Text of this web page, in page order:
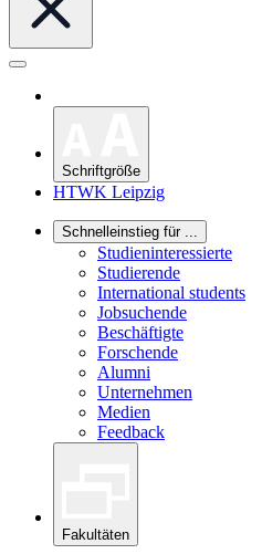
Schriftgröße
HTWK Leipzig
Schnelleinstieg für ...
Studieninteressierte
Studierende
International students
Jobsuchende
Beschäftigte
Forschende
Alumni
Unternehmen
Medien
Feedback
Fakultäten